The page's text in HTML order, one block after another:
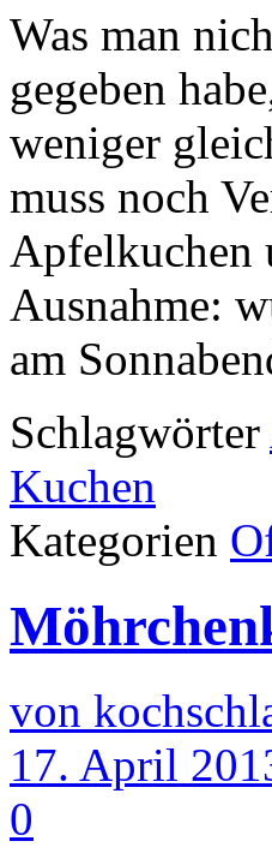
Was man
gegeben
weniger
muss noch
Apfelkuchen
Ausnahme:
am
Schlagwörter
Kuchen
Kategorien
von
17. April
0